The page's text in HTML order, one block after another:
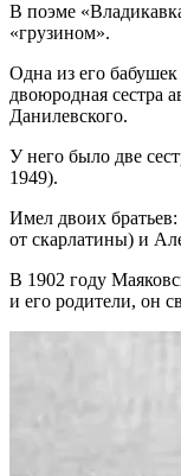
В поэме
«грузином».
Одна из его
двоюродная сестра
Данилевского.
У него было две
1949).
Имел двоих братьев:
от скарлатины) и
В 1902 году
и его родители, он